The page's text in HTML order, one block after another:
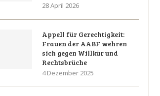
28 April 2026
Appell für Gerechtigkeit:
Frauen der AABF wehren
sich gegen Willkür und
Rechtsbrüche
4 Dezember 2025